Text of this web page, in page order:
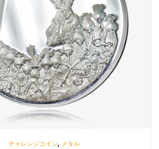
チャレンジコイン, メタル